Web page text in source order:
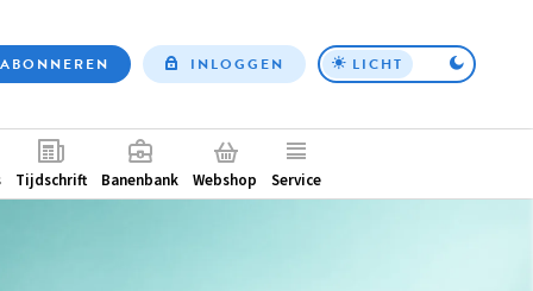
Top
ABONNEREN INLOGGEN LICHT
Tijdschrift Banenbank Webshop Service